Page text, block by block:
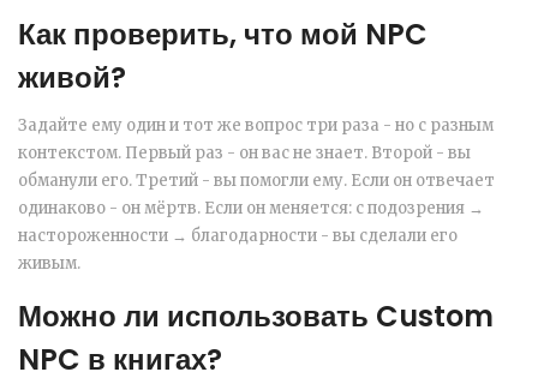
Как проверить, что мой NPC
живой?
Задайте ему один и тот же вопрос три раза - но с разным
контекстом. Первый раз - он вас не знает. Второй - вы
обманули его. Третий - вы помогли ему. Если он отвечает
одинаково - он мёртв. Если он меняется: с подозрения →
настороженности → благодарности - вы сделали его
живым.
Можно ли использовать Custom
NPC в книгах?